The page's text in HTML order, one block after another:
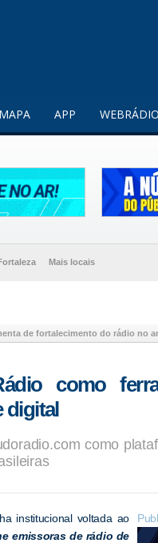
MAPA APP
Mais locais
de fortalecimento do rádio no
como
digital
como
institucional voltada ao
emissoras de rádio de